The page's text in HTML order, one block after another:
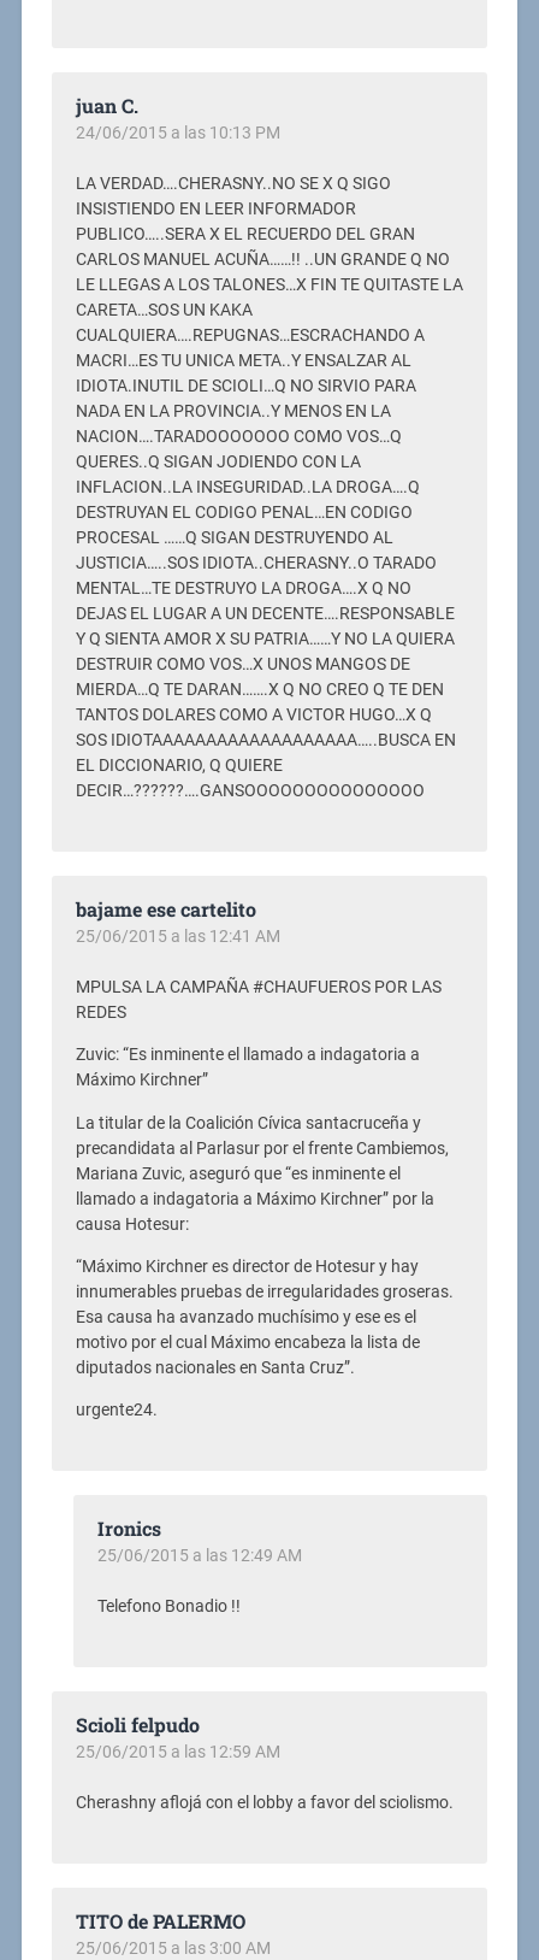
juan C.
24/06/2015 a las 10:13 PM
LA VERDAD….CHERASNY..NO SE X Q SIGO
INSISTIENDO EN LEER INFORMADOR
PUBLICO…..SERA X EL RECUERDO DEL GRAN
CARLOS MANUEL ACUÑA……!! ..UN GRANDE Q NO
LE LLEGAS A LOS TALONES…X FIN TE QUITASTE LA
CARETA…SOS UN KAKA
CUALQUIERA….REPUGNAS…ESCRACHANDO A
MACRI…ES TU UNICA META..Y ENSALZAR AL
IDIOTA.INUTIL DE SCIOLI…Q NO SIRVIO PARA
NADA EN LA PROVINCIA..Y MENOS EN LA
NACION….TARADOOOOOOO COMO VOS…Q
QUERES..Q SIGAN JODIENDO CON LA
INFLACION..LA INSEGURIDAD..LA DROGA….Q
DESTRUYAN EL CODIGO PENAL…EN CODIGO
PROCESAL ……Q SIGAN DESTRUYENDO AL
JUSTICIA…..SOS IDIOTA..CHERASNY..O TARADO
MENTAL…TE DESTRUYO LA DROGA….X Q NO
DEJAS EL LUGAR A UN DECENTE….RESPONSABLE
Y Q SIENTA AMOR X SU PATRIA……Y NO LA QUIERA
DESTRUIR COMO VOS…X UNOS MANGOS DE
MIERDA…Q TE DARAN…….X Q NO CREO Q TE DEN
TANTOS DOLARES COMO A VICTOR HUGO…X Q
SOS IDIOTAAAAAAAAAAAAAAAAAAA…..BUSCA EN
EL DICCIONARIO, Q QUIERE
DECIR…??????….GANSOOOOOOOOOOOOOOO
bajame ese cartelito
25/06/2015 a las 12:41 AM
MPULSA LA CAMPAÑA #CHAUFUEROS POR LAS
REDES
Zuvic: “Es inminente el llamado a indagatoria a
Máximo Kirchner”
La titular de la Coalición Cívica santacruceña y
precandidata al Parlasur por el frente Cambiemos,
Mariana Zuvic, aseguró que “es inminente el
llamado a indagatoria a Máximo Kirchner” por la
causa Hotesur:
“Máximo Kirchner es director de Hotesur y hay
innumerables pruebas de irregularidades groseras.
Esa causa ha avanzado muchísimo y ese es el
motivo por el cual Máximo encabeza la lista de
diputados nacionales en Santa Cruz”.
urgente24.
Ironics
25/06/2015 a las 12:49 AM
Telefono Bonadio !!
Scioli felpudo
25/06/2015 a las 12:59 AM
Cherashny aflojá con el lobby a favor del sciolismo.
TITO de PALERMO
25/06/2015 a las 3:00 AM